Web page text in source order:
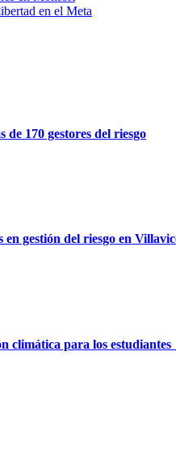
en el Meta
170 gestores del riesgo
en gestión del riesgo en
climática para los estudiantes